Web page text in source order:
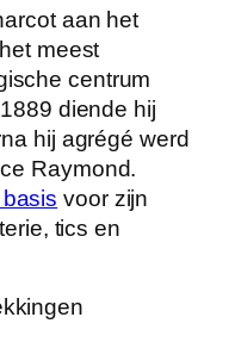
aan het
meest
centrum
diende hij
hij agrégé werd
Raymond.
voor zijn
tics en